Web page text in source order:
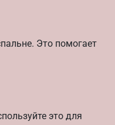
Это помогает
это для